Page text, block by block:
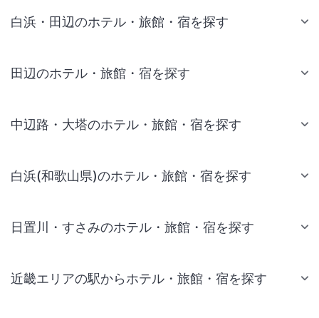
白浜・田辺のホテル・旅館・宿を探す
田辺のホテル・旅館・宿を探す
中辺路・大塔のホテル・旅館・宿を探す
白浜(和歌山県)のホテル・旅館・宿を探す
日置川・すさみのホテル・旅館・宿を探す
近畿エリアの駅からホテル・旅館・宿を探す